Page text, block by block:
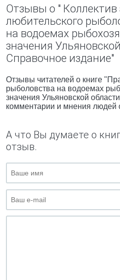
Отзывы о " Коллектив
любительского
на водоемах
значения
Справочное издание"
Отзывы читателей о книге
рыболовства на водоемах
значения Ульяновской
комментарии и мнения людей
А что Вы думаете о
отзыв.